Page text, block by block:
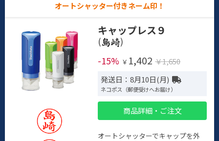
オートシャッター付きネーム印！
キャップレス９
(
)
-15% ￥ 1,402 ￥1,650
発送日：8月10日(月)
ネコポス（郵便受けへお届け）
商品詳細・ご注文
オートシャッターでキャップを外